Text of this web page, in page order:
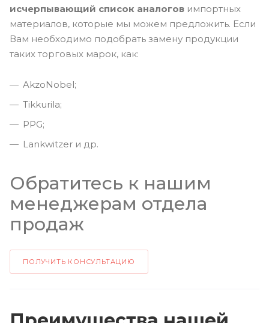
исчерпывающий список аналогов импортных
материалов, которые мы можем предложить. Если
Вам необходимо подобрать замену продукции
таких торговых марок, как:
AkzoNobel;
Tikkurila;
PPG;
Lankwitzer и др.
Обратитесь к нашим
менеджерам отдела
продаж
ПОЛУЧИТЬ КОНСУЛЬТАЦИЮ